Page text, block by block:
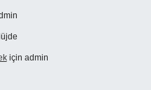
için admin